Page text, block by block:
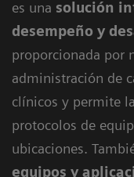
es una solución
desempeño y
proporcionada por
administración de
clínicos y permite
protocolos de
ubicaciones.
equipos y